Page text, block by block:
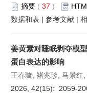
摘要 ( 37 )
数据和表 | 参考文献 |
姜黄素对睡眠剥夺模
蛋白表达的影响
王春璇, 褚兆珍, 马景红
2026, 42(15): 2059-